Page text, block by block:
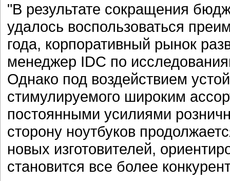
"В результате сокращения
удалось воспользоваться
года, корпоративный рынок
менеджер IDC по
Однако под воздействием
стимулируемого широким
постоянными усилиями
сторону ноутбуков
новых изготовителей,
становится все более